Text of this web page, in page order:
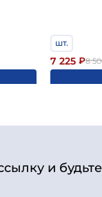
шт.
7 225₽8
и